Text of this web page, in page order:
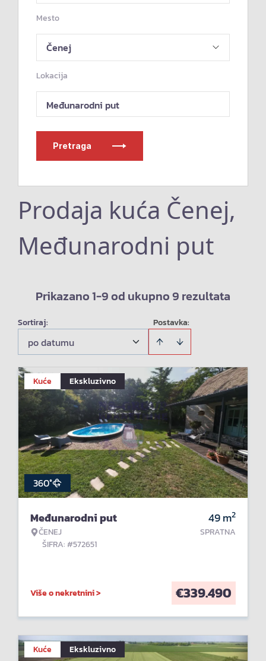
Mesto
Lokacija
Međunarodni put
Pretraga
Prodaja kuća Čenej,
Međunarodni put
Prikazano 1-9 od ukupno 9 rezultata
Postavka:
Sortiraj:
po datumu
Kuće Ekskluzivno
360°
Međunarodni put
ČENEJ
ŠIFRA: #572651
49m2
SPRATNA
Više o nekretnini > €339.490
Kuće Ekskluzivno